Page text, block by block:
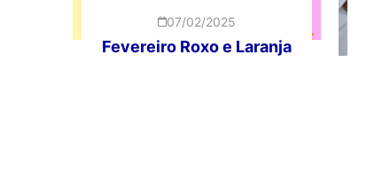
07/02/2025
Fevereiro Roxo e Laranja